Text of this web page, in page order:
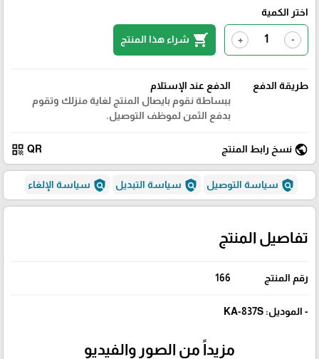
اختر الكمية
-
+
shopping_cart شراء هذا المنتج
طريقة الدفع
الدفع عند الإستلام
ببساطة نقوم بايصال المنتج لغاية منزلك وتقوم
بدفع الثمن لموظف التوصيل.
public نسخ رابط المنتج QR
qr_code
policy سياسة التوصيل policy سياسة التبديل policy سياسة الإلغاء
تفاصيل المنتج
رقم المنتج 166
- الموديل: KA-837S
مزيداً من الصور والفيديو